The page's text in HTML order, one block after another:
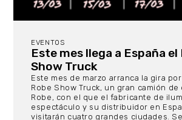
EVENTOS
Este mes llega a España el
Show Truck
Este mes de marzo arranca la gira
Robe Show Truck, un gran camión
Robe, con el que el fabricante de
espectáculo y su distribuidor en
visitarán cuatro grandes ciudades.